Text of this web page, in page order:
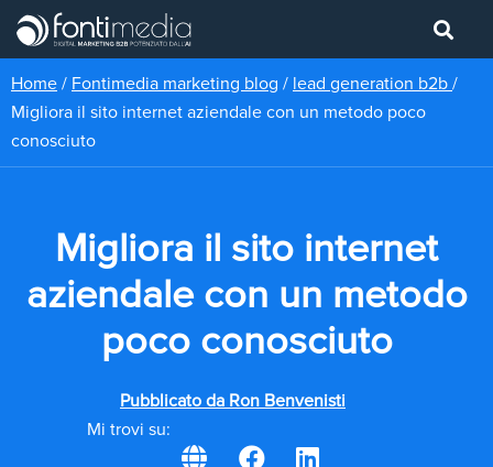
Home / Fontimedia marketing blog / lead generation b2b /
Migliora il sito internet aziendale con un metodo poco
conosciuto
Migliora il sito internet
aziendale con un metodo
poco conosciuto
Pubblicato da Ron Benvenisti
Mi trovi su: